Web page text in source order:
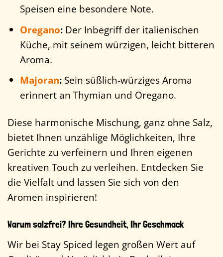
Speisen eine besondere Note.
Oregano:Der Inbegriff der italienischen
Küche, mit seinem würzigen, leicht bitteren
Aroma.
Majoran:Sein süßlich-würziges Aroma
erinnert an Thymian und Oregano.
Diese harmonische Mischung, ganz ohne Salz,
bietet Ihnen unzählige Möglichkeiten, Ihre
Gerichte zu verfeinern und Ihren eigenen
kreativen Touch zu verleihen. Entdecken Sie
die Vielfalt und lassen Sie sich von den
Aromen inspirieren!
Warum salzfrei? Ihre Gesundheit, Ihr Geschmack
Wir bei Stay Spiced legen großen Wert auf